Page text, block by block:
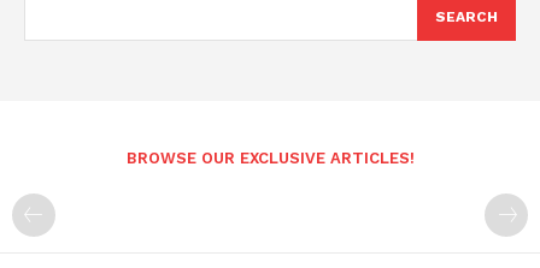
SEARCH
BROWSE OUR EXCLUSIVE ARTICLES!